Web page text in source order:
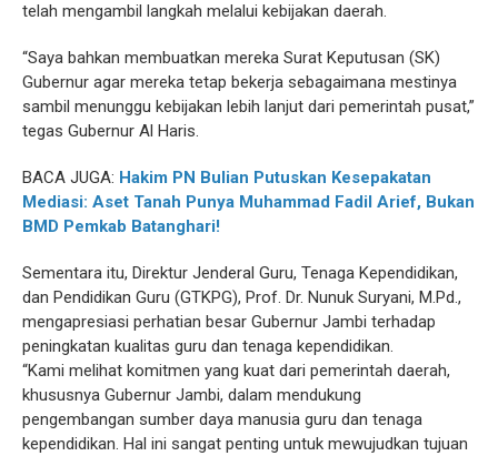
telah mengambil langkah melalui kebijakan daerah.
“Saya bahkan membuatkan mereka Surat Keputusan (SK)
Gubernur agar mereka tetap bekerja sebagaimana mestinya
sambil menunggu kebijakan lebih lanjut dari pemerintah pusat,”
tegas Gubernur Al Haris.
BACA JUGA: Hakim PN Bulian Putuskan Kesepakatan
Mediasi: Aset Tanah Punya Muhammad Fadil Arief, Bukan
BMD Pemkab Batanghari!
Sementara itu, Direktur Jenderal Guru, Tenaga Kependidikan,
dan Pendidikan Guru (GTKPG), Prof. Dr. Nunuk Suryani, M.Pd.,
mengapresiasi perhatian besar Gubernur Jambi terhadap
peningkatan kualitas guru dan tenaga kependidikan.
“Kami melihat komitmen yang kuat dari pemerintah daerah,
khususnya Gubernur Jambi, dalam mendukung
pengembangan sumber daya manusia guru dan tenaga
kependidikan. Hal ini sangat penting untuk mewujudkan tujuan